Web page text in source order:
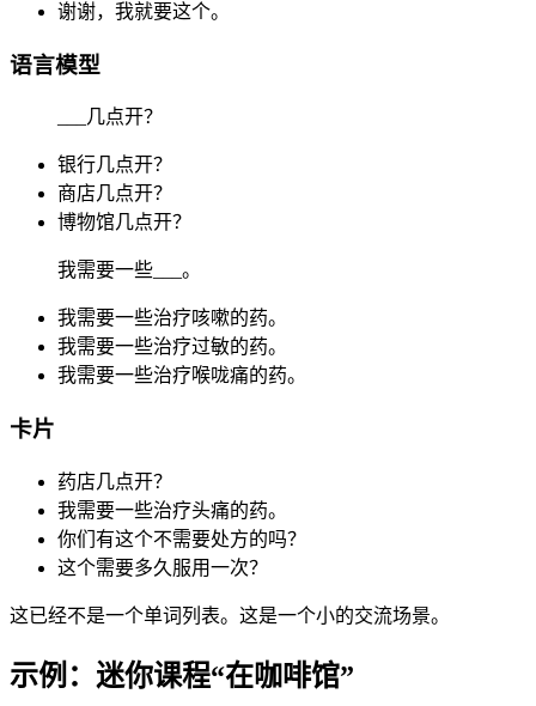
谢谢，我就要这个。
语言模型
___几点开？
银行几点开？
商店几点开？
博物馆几点开？
我需要一些___。
我需要一些治疗咳嗽的药。
我需要一些治疗过敏的药。
我需要一些治疗喉咙痛的药。
卡片
药店几点开？
我需要一些治疗头痛的药。
你们有这个不需要处方的吗？
这个需要多久服用一次？
这已经不是一个单词列表。这是一个小的交流场景。
示例：迷你课程“在咖啡馆”